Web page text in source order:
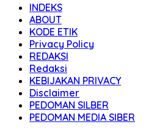
INDEKS
ABOUT
KODE ETIK
Privacy Policy
REDAKSI
Redaksi
KEBIJAKAN PRIVACY
Disclaimer
PEDOMAN SILBER
PEDOMAN MEDIA SIBER